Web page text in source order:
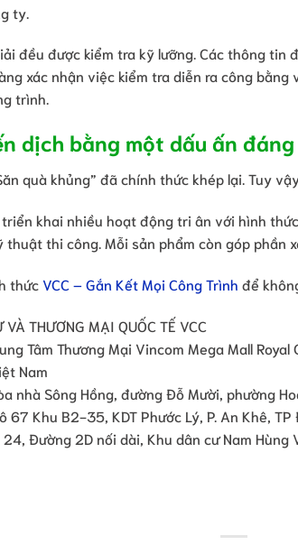
ty.
đều được kiểm tra kỹ lưỡng. Các thông
xác nhận việc kiểm tra diễn ra công
trình.
dịch bằng một dấu ấn
quà khủng” đã chính thức khép lại. Tuy
khai nhiều hoạt động tri ân với hình
thuật thi công. Mỗi sản phẩm còn góp phần
thức VCC – Gắn Kết Mọi Công Trình để
THƯƠNG MẠI QUỐC TẾ VCC
Tâm Thương Mại Vincom Mega Mall
Nam
nhà Sông Hồng, đường Đỗ Mười, phường
67 Khu B2-35, KDT Phước Lý, P. An Khê, TP
Đường 2D nối dài, Khu dân cư Nam Hùng